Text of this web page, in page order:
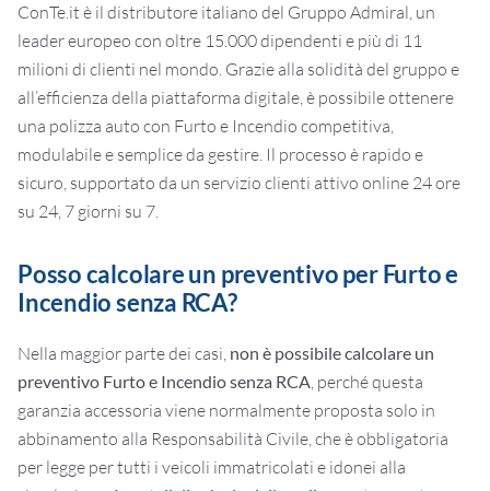
ConTe.it è il distributore italiano del Gruppo Admiral, un
leader europeo con oltre 15.000 dipendenti e più di 11
milioni di clienti nel mondo. Grazie alla solidità del gruppo e
all’efficienza della piattaforma digitale, è possibile ottenere
una polizza auto con Furto e Incendio competitiva,
modulabile e semplice da gestire. Il processo è rapido e
sicuro, supportato da un servizio clienti attivo online 24 ore
su 24, 7 giorni su 7.
Posso calcolare un preventivo per Furto e
Incendio senza RCA?
Nella maggior parte dei casi, non è possibile calcolare un
preventivo Furto e Incendio senza RCA, perché questa
garanzia accessoria viene normalmente proposta solo in
abbinamento alla Responsabilità Civile, che è obbligatoria
per legge per tutti i veicoli immatricolati e idonei alla